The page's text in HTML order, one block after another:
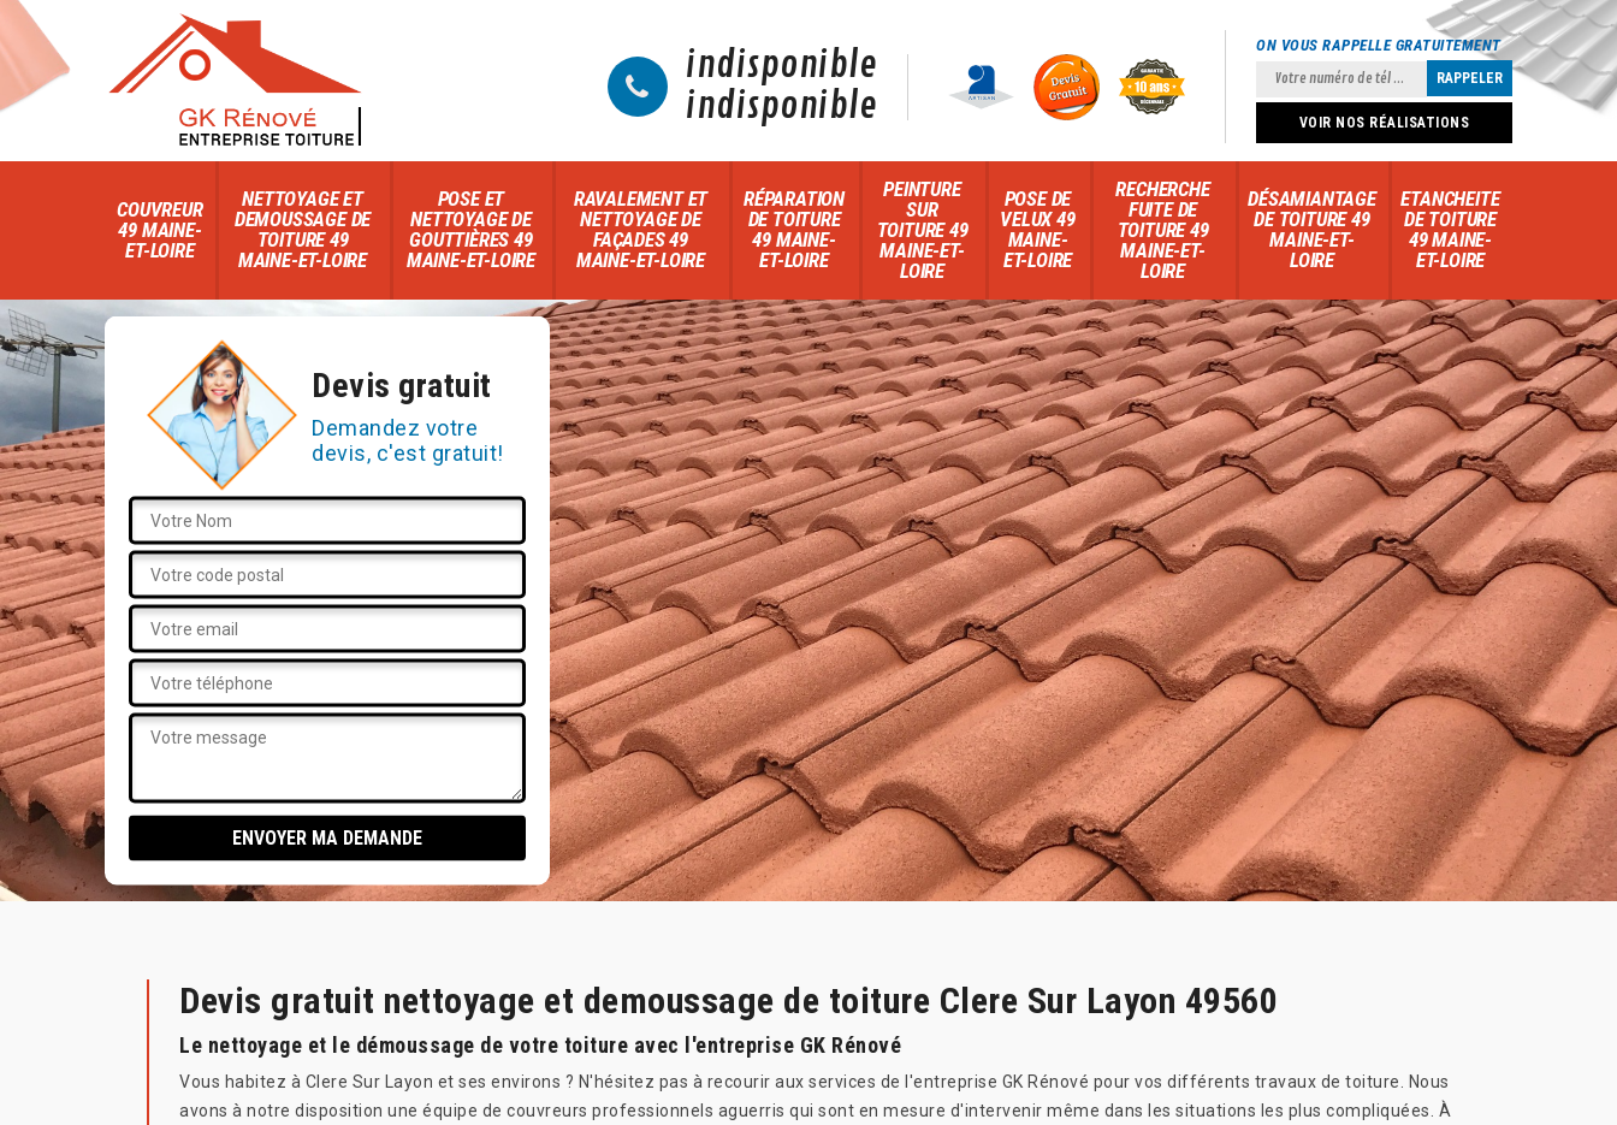
indisponible
indisponible
ON VOUS RAPPELLE GRATUITEMENT
VOIR NOS RÉALISATIONS
COUVREUR
49 MAINE-
ET-LOIRE
NETTOYAGE ET
DEMOUSSAGE DE
TOITURE 49
MAINE-ET-LOIRE
POSE ET
NETTOYAGE DE
GOUTTIÈRES 49
MAINE-ET-LOIRE
RAVALEMENT ET
NETTOYAGE DE
FAÇADES 49
MAINE-ET-LOIRE
RÉPARATION
DE TOITURE
49 MAINE-
ET-LOIRE
PEINTURE
SUR
TOITURE 49
MAINE-ET-
LOIRE
POSE DE
VELUX 49
MAINE-
ET-LOIRE
RECHERCHE
FUITE DE
TOITURE 49
MAINE-ET-
LOIRE
DÉSAMIANTAGE
DE TOITURE 49
MAINE-ET-
LOIRE
ETANCHEITE
DE TOITURE
49 MAINE-
ET-LOIRE
Devis gratuit
Demandez votre
devis, c'est gratuit!
Devis gratuit nettoyage et demoussage de toiture Clere Sur Layon 49560
Le nettoyage et le démoussage de votre toiture avec l'entreprise GK Rénové
Vous habitez à Clere Sur Layon et ses environs ? N'hésitez pas à recourir aux services de l'entreprise GK Rénové pour vos différents travaux de toiture. Nous
avons à notre disposition une équipe de couvreurs professionnels aguerris qui sont en mesure d'intervenir même dans les situations les plus compliquées. À